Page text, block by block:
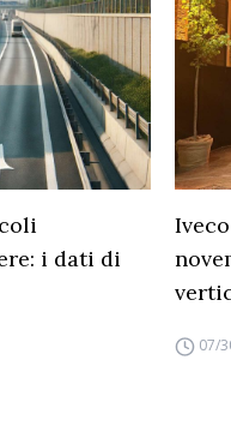
i dati di
07/